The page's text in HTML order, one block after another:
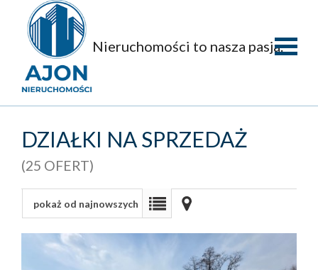
Nieruchomości to nasza pasja.
Dzialki
DZIAŁKI NA SPRZEDAŻ
(25 OFERT)
pokaż od najnowszych